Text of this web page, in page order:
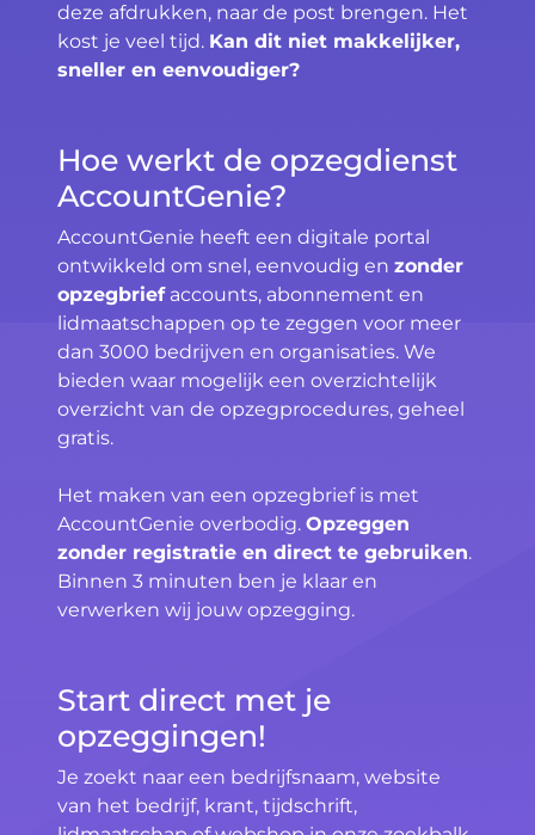
deze afdrukken, naar de post brengen. Het
kost je veel tijd. Kan dit niet makkelijker,
sneller en eenvoudiger?
Hoe werkt de opzegdienst
AccountGenie?
AccountGenie heeft een digitale portal
ontwikkeld om snel, eenvoudig en zonder
opzegbriefaccounts, abonnement en
lidmaatschappen op te zeggen voor meer
dan 3000 bedrijven en organisaties. We
bieden waar mogelijk een overzichtelijk
overzicht van de opzegprocedures, geheel
gratis.
Het maken van een opzegbrief is met
AccountGenie overbodig. Opzeggen
zonder registratie en direct te gebruiken.
Binnen 3 minuten ben je klaar en
verwerken wij jouw opzegging.
Start direct met je
opzeggingen!
Je zoekt naar een bedrijfsnaam, website
van het bedrijf, krant, tijdschrift,